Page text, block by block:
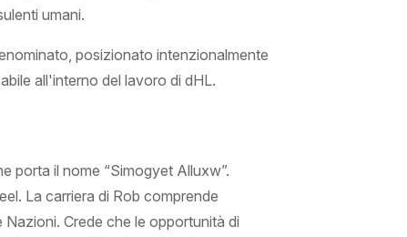
umani.
posizionato intenzionalmente
all'interno del lavoro di dHL.
porta il nome “Simogyet Alluxw”.
La carriera di Rob comprende
Crede che le opportunità di